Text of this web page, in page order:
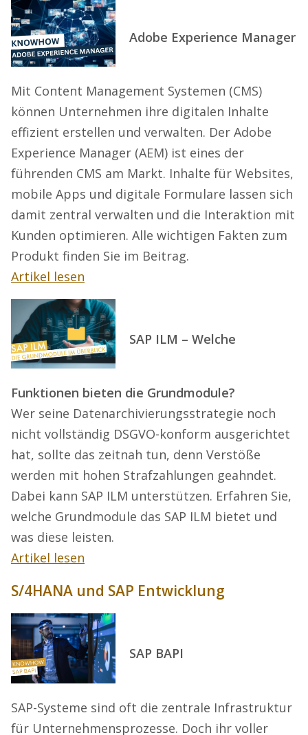
Adobe Experience Manager
Mit Content Management Systemen (CMS)
können Unternehmen ihre digitalen Inhalte
effizient erstellen und verwalten. Der Adobe
Experience Manager (AEM) ist eines der
führenden CMS am Markt. Inhalte für Websites,
mobile Apps und digitale Formulare lassen sich
damit zentral verwalten und die Interaktion mit
Kunden optimieren. Alle wichtigen Fakten zum
Produkt finden Sie im Beitrag.
Artikel lesen
SAP ILM – Welche
Funktionen bieten die Grundmodule?
Wer seine Datenarchivierungsstrategie noch
nicht vollständig DSGVO-konform ausgerichtet
hat, sollte das zeitnah tun, denn Verstöße
werden mit hohen Strafzahlungen geahndet.
Dabei kann SAP ILM unterstützen. Erfahren Sie,
welche Grundmodule das SAP ILM bietet und
was diese leisten.
Artikel lesen
S/4HANA und SAP Entwicklung
SAP BAPI
SAP-Systeme sind oft die zentrale Infrastruktur
für Unternehmensprozesse. Doch ihr voller